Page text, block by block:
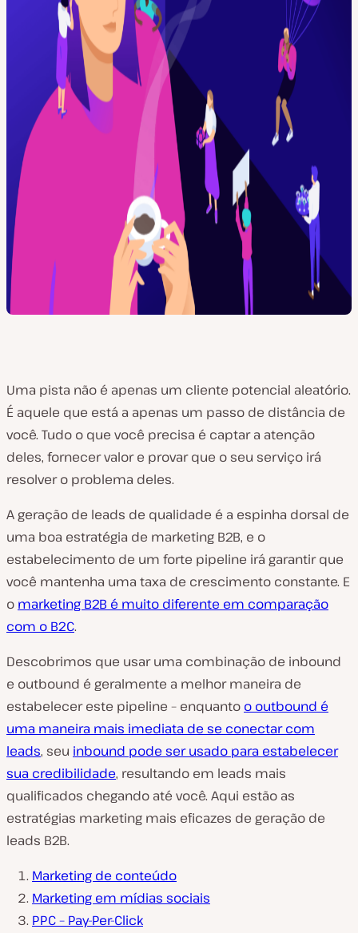
Uma pista não é apenas um cliente potencial aleatório.
É aquele que está a apenas um passo de distância de
você. Tudo o que você precisa é captar a atenção
deles, fornecer valor e provar que o seu serviço irá
resolver o problema deles.
A geração de leads de qualidade é a espinha dorsal de
uma boa estratégia de marketing B2B, e o
estabelecimento de um forte pipeline irá garantir que
você mantenha uma taxa de crescimento constante. E
o marketing B2B é muito diferente em comparação
com o B2C.
Descobrimos que usar uma combinação de inbound
e outbound é geralmente a melhor maneira de
estabelecer este pipeline – enquanto o outbound é
uma maneira mais imediata de se conectar com
leads, seu inbound pode ser usado para estabelecer
sua credibilidade, resultando em leads mais
qualificados chegando até você. Aqui estão as
estratégias marketing mais eficazes de geração de
leads B2B.
Marketing de conteúdo
Marketing em mídias sociais
PPC – Pay-Per-Click